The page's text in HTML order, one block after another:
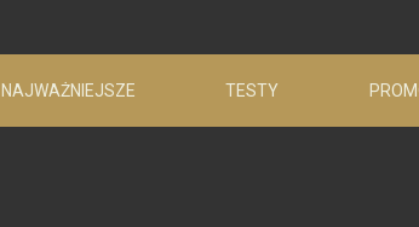
NAJWAŻNIEJSZE TESTY